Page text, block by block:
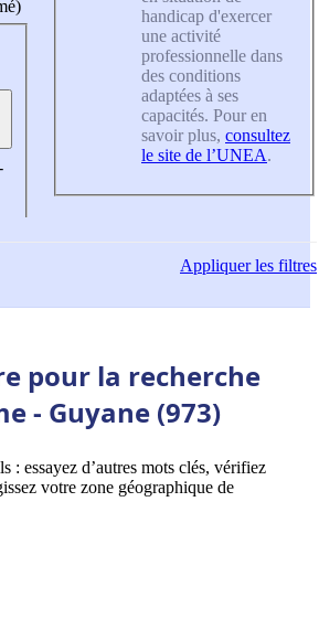
handicap d'exercer
une activité
professionnelle dans
des conditions
adaptées à ses
capacités. Pour en
savoir plus, consultez
le site de l’UNEA.
Appliquerles filtres
pour la recherche
- Guyane (973)
: essayez d’autres mots clés, vérifiez
votre zone géographique de